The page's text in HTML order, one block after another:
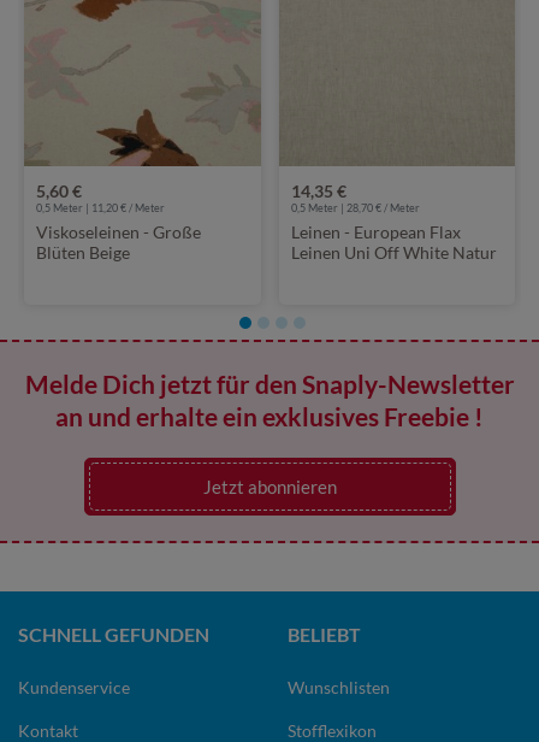
5,60 €
0,5 Meter | 11,20 € / Meter
Viskoseleinen - Große
Blüten Beige
14,35 €
0,5 Meter | 28,70 € / Meter
Leinen - European Flax
Leinen Uni Off White Natur
Melde Dich jetzt für den Snaply-Newsletter
an und erhalte ein exklusives Freebie !
Jetzt abonnieren
SCHNELL GEFUNDEN
Kundenservice
Kontakt
BELIEBT
Wunschlisten
Stofflexikon